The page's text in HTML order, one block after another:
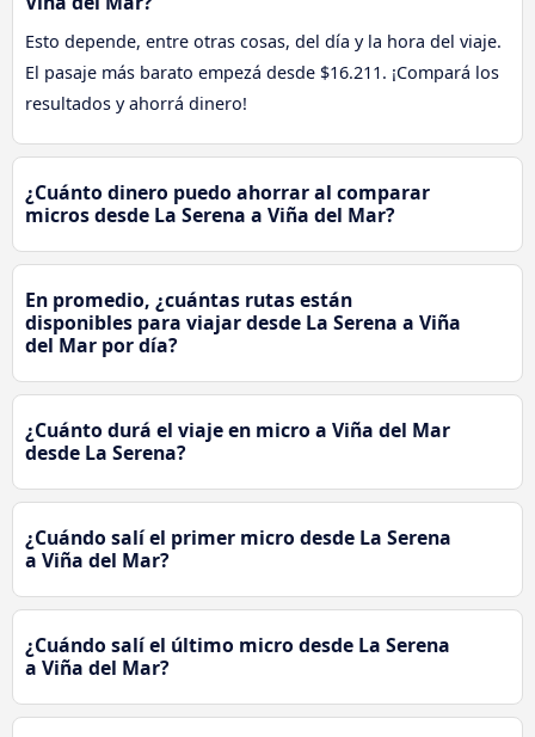
Esto depende, entre otras cosas, del día y la hora del viaje.
El pasaje más barato empezá desde $16.211. ¡Compará los
resultados y ahorrá dinero!
¿Cuánto dinero puedo ahorrar al comparar
micros desde La Serena a Viña del Mar?
En promedio, ¿cuántas rutas están
disponibles para viajar desde La Serena a Viña
del Mar por día?
¿Cuánto durá el viaje en micro a Viña del Mar
desde La Serena?
¿Cuándo salí el primer micro desde La Serena
a Viña del Mar?
¿Cuándo salí el último micro desde La Serena
a Viña del Mar?